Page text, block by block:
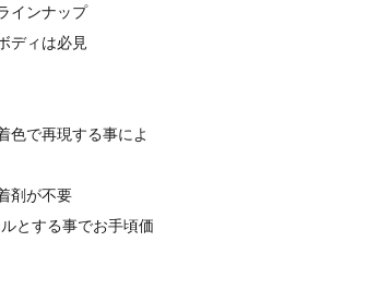
インナップ
ディは必見
色で再現する事によ
剤が不要
とする事でお手頃価